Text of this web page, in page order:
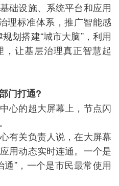
础设施、系统平台和应用
理标准体系，推广智能感
划搭建“城市大脑”，利用
让基层治理真正智慧起
打通?
的超大屏幕上，节点闪
关负责人说，在大屏幕
用动态实时连通。一个是
”，一个是市民最常使用